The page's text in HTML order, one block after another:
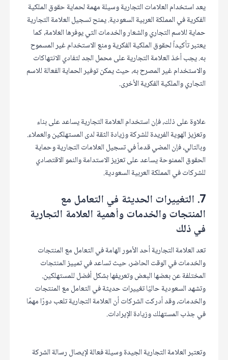
يعد استخدام العلامات التجارية وسيلة مهمة لحماية حقوق الملكية
الفكرية في المملكة العربية السعودية. يمنح تسجيل العلامة التجارية
حماية للاسم التجاري والشعار والخدمات التي يوفرها العلامة، كما
يعتبر تأكيداً لحقوق الملكية الفكرية ومنع الاستخدام غير المسموح
به. يجب أخذ العلامة التجارية على محمل الجد لتفادي الانتهاكات
والاستخدام غير المصرح به، حيث يمكن توفير الحماية الفعالة للاسم
التجاري والملكية الفكرية الأخرى.
علاوة على ذلك، فإن استخدام العلامة التجارية يساعد على بناء
وتعزيز الهوية الفريدة للشركة وزيادة الثقة لدى المستهلكين والعملاء.
وبالتالي، فإن المضي قدماً في تسجيل العلامات التجارية وحماية
الحقوق الممنوحة يساعد على تعزيز الاستدامة والنمو الاقتصادي
للشركات في المملكة العربية السعودية.
7. التغييرات الحديثة في التعامل مع
المنتجات والخدمات وأهمية العلامة التجارية
في ذلك
تعد العلامة التجارية أحد الأمور الهامة في التعامل مع المنتجات
والخدمات في الوقت الحاضر، حيث تساعد في تمييز المنتجات
المختلفة عن بعضها البعض وتعريفها بشكل أفضل للمستهلكين.
وتشهد السعودية حاليًا تغييرات حديثة في التعامل مع المنتجات
والخدمات، وقد أدركت الشركات أن العلامة التجارية تلعب دورًا مهمًا
في جذب المستهلك وزيادة الإيرادات.
وتعتبر العلامة التجارية الجيدة وسيلة فعالة لإيصال رسالة الشركة